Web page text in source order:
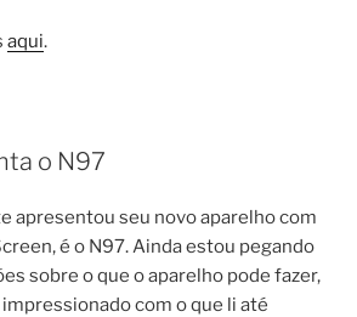
aqui.
o N97
apresentou seu novo aparelho com
é o N97. Ainda estou pegando
sobre o que o aparelho pode fazer,
com o que li até